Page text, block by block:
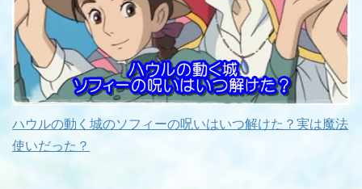
ハウルの動く城のソフィーの呪いはいつ解けた？実は魔法
使いだった？